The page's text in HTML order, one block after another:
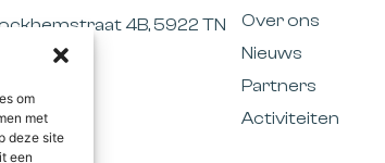
om
met
deze site
een
4B, 5922 TN
Over ons
Nieuws
Partners
Activiteiten